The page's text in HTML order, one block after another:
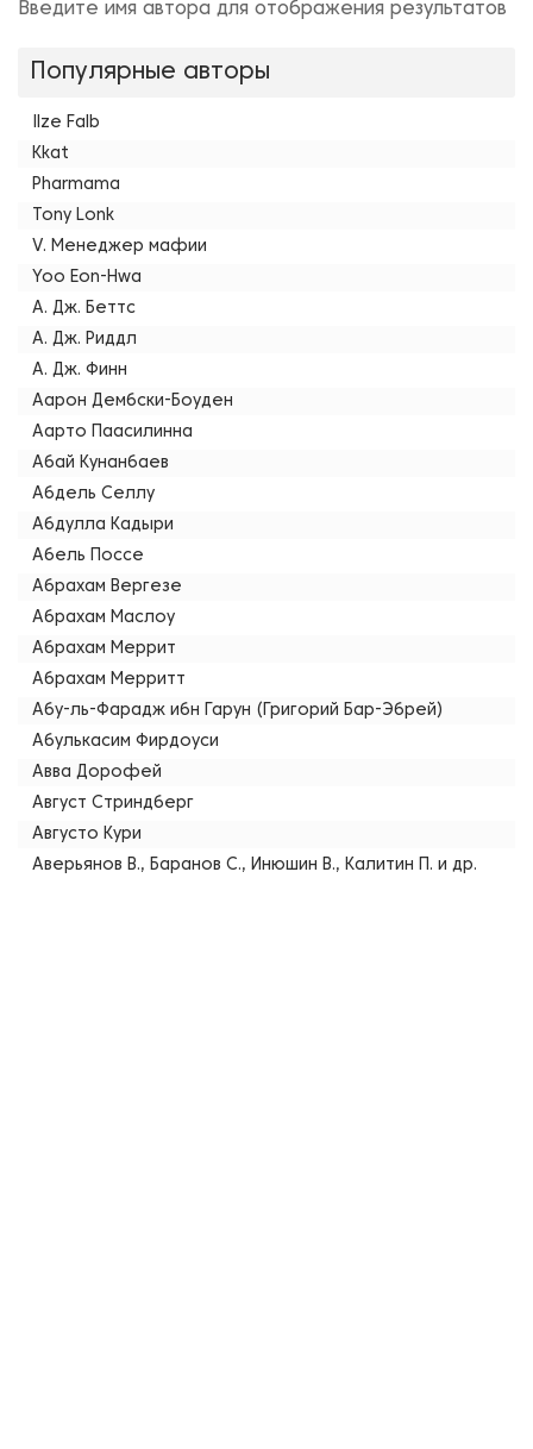
Введите имя автора для отображения результатов
Популярные авторы
Ilze Falb
Kkat
Pharmama
Tony Lonk
V. Менеджер мафии
Yoo Eon-Hwa
А. Дж. Беттс
А. Дж. Риддл
А. Дж. Финн
Аарон Дембски-Боуден
Аарто Паасилинна
Абай Кунанбаев
Абдель Селлу
Абдулла Кадыри
Абель Поссе
Абрахам Вергезе
Абрахам Маслоу
Абрахам Меррит
Абрахам Мерритт
Абу-ль-Фарадж ибн Гарун (Григорий Бар-Эбрей)
Абулькасим Фирдоуси
Авва Дорофей
Август Стриндберг
Августо Кури
Аверьянов В., Баранов С., Инюшин В., Калитин П. и др.